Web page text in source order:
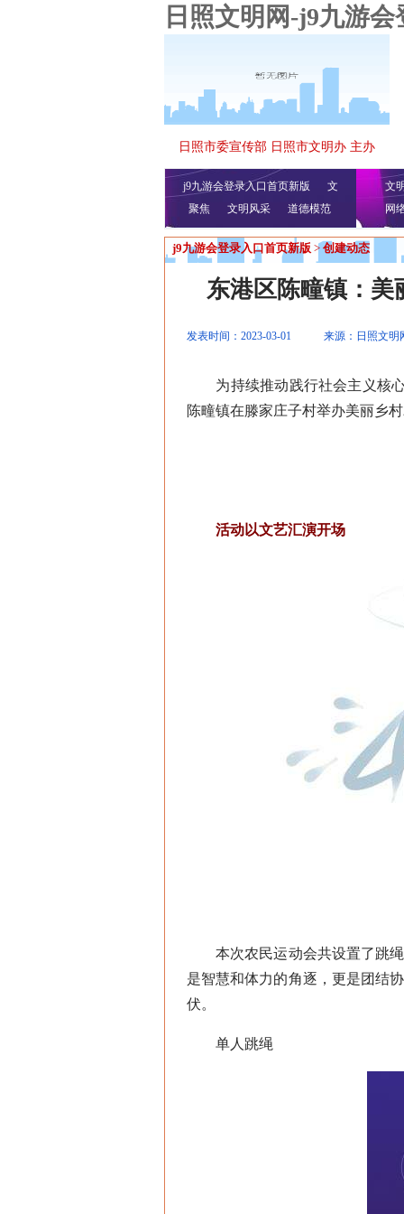
日照文明网-j9九游
日照市委宣传部 日照市文明办 主办
j9九游会登录入口首页新版
文
明播报
公益视频
聚焦 文明风采 道德模范
文
网
j9九游会登录入口首页新版 > 创建动态
东港区陈疃镇：美
发表时间：2023-03-01 来源：日照文明
为持续推动践行社会主义核心
陈疃镇在滕家庄子村举办美丽乡
活动以文艺汇演开场
本次农民运动会共设置了跳绳
是智慧和体力的角逐，更是团结
伏。
单人跳绳